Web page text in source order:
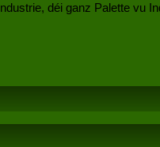
déi ganz Palette vu